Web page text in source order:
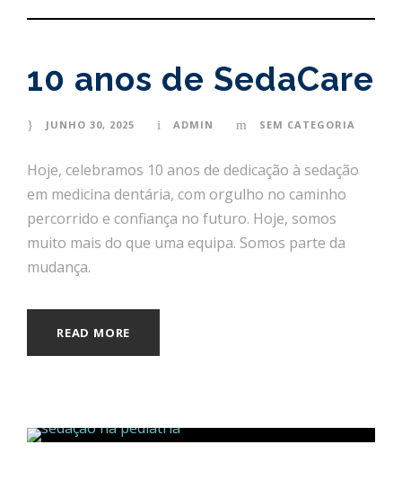
10 anos de SedaCare
JUNHO 30, 2025 ADMIN SEM CATEGORIA
Hoje, celebramos 10 anos de dedicação à sedação
em medicina dentária, com orgulho no caminho
percorrido e confiança no futuro. Hoje, somos
muito mais do que uma equipa. Somos parte da
mudança.
READ MORE